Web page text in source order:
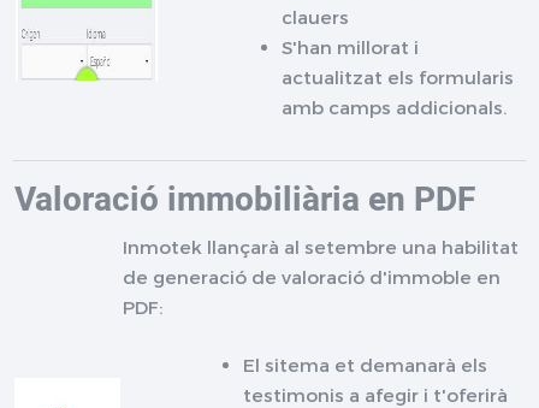
clauers
S'han millorat i
actualitzat els formularis
amb camps addicionals.
Valoració immobiliària en PDF
Inmotek llançarà al setembre una habilitat
de generació de valoració d'immoble en
PDF:
El sitema et demanarà els
testimonis a afegir i t'oferirà